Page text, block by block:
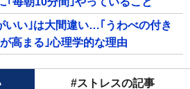
いい｣は大間違い…｢うわべの付き
高まる｣心理学的な理由
#ストレスの記事